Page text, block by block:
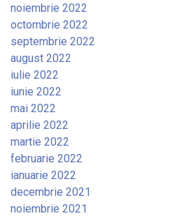
noiembrie 2022
octombrie 2022
septembrie 2022
august 2022
iulie 2022
iunie 2022
mai 2022
aprilie 2022
martie 2022
februarie 2022
ianuarie 2022
decembrie 2021
noiembrie 2021